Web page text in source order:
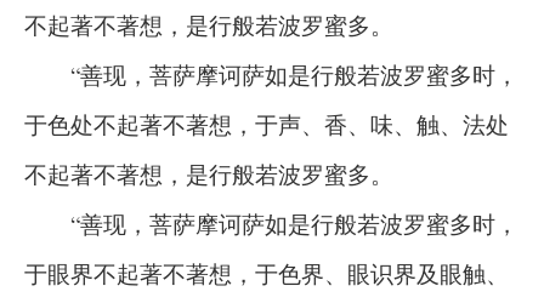
不起著不著想，是行般若波罗蜜多。
“善现，菩萨摩诃萨如是行般若波罗蜜多时，
于色处不起著不著想，于声、香、味、触、法处
不起著不著想，是行般若波罗蜜多。
“善现，菩萨摩诃萨如是行般若波罗蜜多时，
于眼界不起著不著想，于色界、眼识界及眼触、